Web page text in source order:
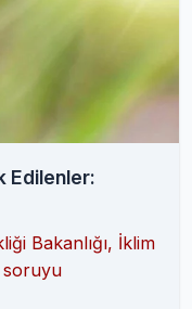
Edilenler:
Bakanlığı, İklim
soruyu